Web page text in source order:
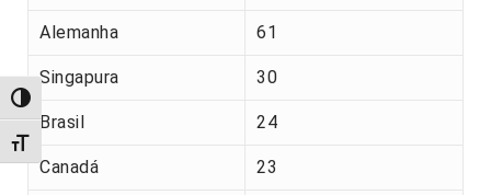
Alternar alto contraste
Alternar tamanho da fonte
Alemanha 61
Singapura 30
Brasil 24
Canadá 23